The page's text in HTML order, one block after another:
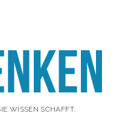
WISSEN SCHAFFT.